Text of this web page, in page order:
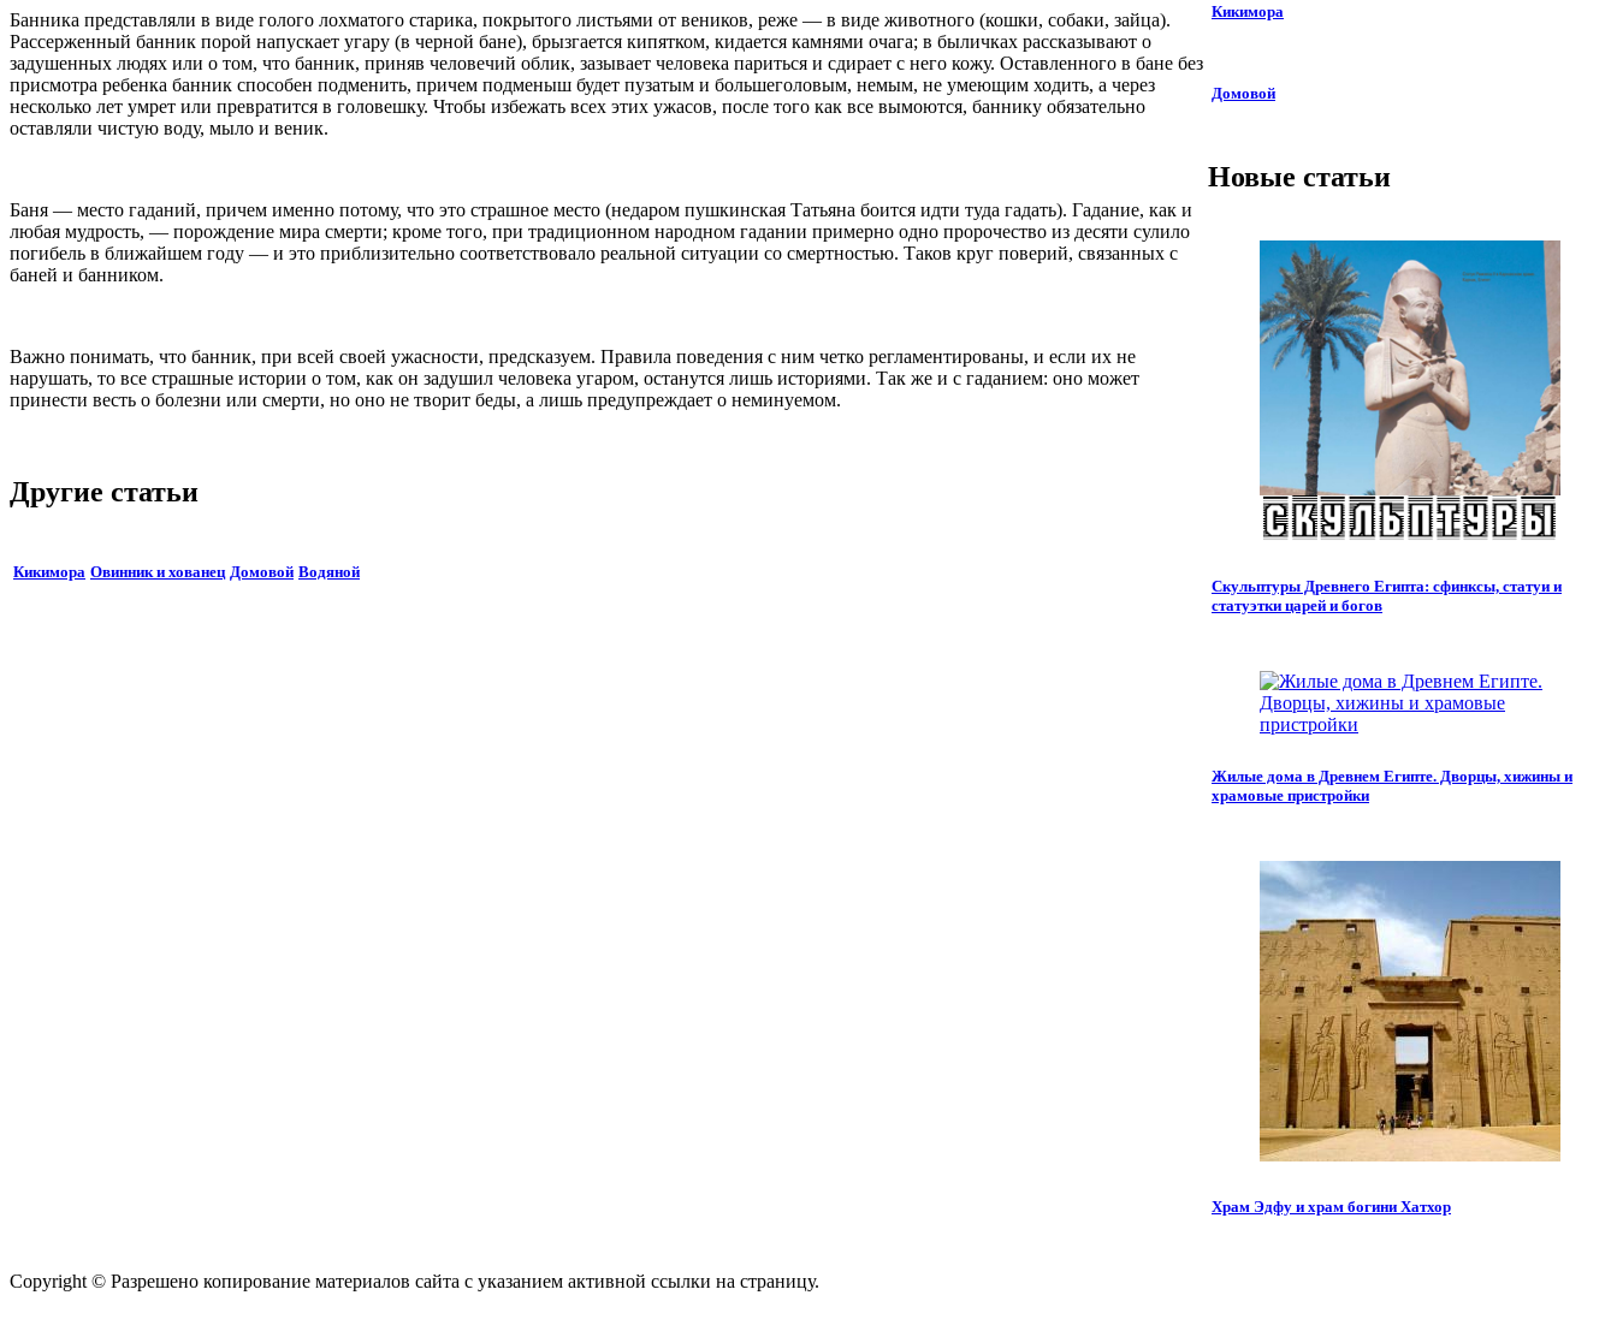
Банника представляли в виде голого лохматого старика, покрытого листьями от веников, реже — в виде животного (кошки, собаки, зайца).
Рассерженный банник порой напускает угару (в черной бане), брызгается кипятком, кидается камнями очага; в быличках рассказывают о
задушенных людях или о том, что банник, приняв человечий облик, зазывает человека париться и сдирает с него кожу. Оставленного в бане без
присмотра ребенка банник способен подменить, причем подменыш будет пузатым и большеголовым, немым, не умеющим ходить, а через
несколько лет умрет или превратится в головешку. Чтобы избежать всех этих ужасов, после того как все вымоются, баннику обязательно
оставляли чистую воду, мыло и веник.
Баня — место гаданий, причем именно потому, что это страшное место (недаром пушкинская Татьяна боится идти туда гадать). Гадание, как и
любая мудрость, — порождение мира смерти; кроме того, при традиционном народном гадании примерно одно пророчество из десяти сулило
погибель в ближайшем году — и это приблизительно соответствовало реальной ситуации со смертностью. Таков круг поверий, связанных с
баней и банником.
Важно понимать, что банник, при всей своей ужасности, предсказуем. Правила поведения с ним четко регламентированы, и если их не
нарушать, то все страшные истории о том, как он задушил человека угаром, останутся лишь историями. Так же и с гаданием: оно может
принести весть о болезни или смерти, но оно не творит беды, а лишь предупреждает о неминуемом.
Другие статьи
Кикимора Овинник и хованец Домовой Водяной
Кикимора
Домовой
Новые статьи
Скульптуры Древнего Египта: сфинксы, статуи и
статуэтки царей и богов
Жилые дома в Древнем Египте. Дворцы, хижины и
храмовые пристройки
Храм Эдфу и храм богини Хатхор
Copyright © Разрешено копирование материалов сайта с указанием активной ссылки на страницу.